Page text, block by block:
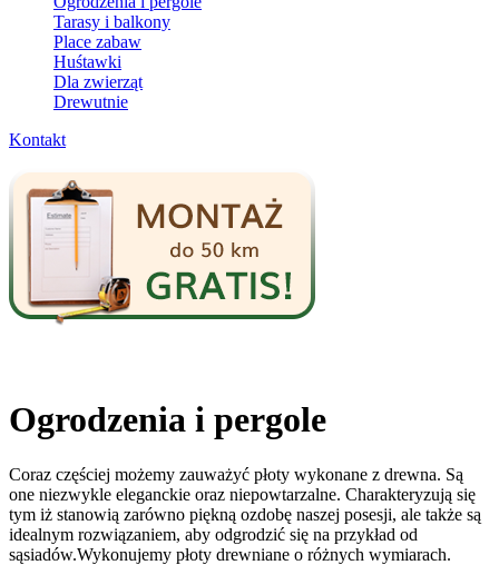
Tarasy i balkony
Place zabaw
Huśtawki
Dla zwierząt
Drewutnie
Kontakt
Ogrodzenia i pergole
Coraz częściej możemy zauważyć płoty wykonane z drewna. Są
one niezwykle eleganckie oraz niepowtarzalne. Charakteryzują się
tym iż stanowią zarówno piękną ozdobę naszej posesji, ale także są
idealnym rozwiązaniem, aby odgrodzić się na przykład od
sąsiadów.Wykonujemy płoty drewniane o różnych wymiarach.